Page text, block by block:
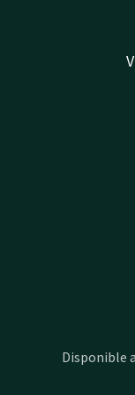
Disponible